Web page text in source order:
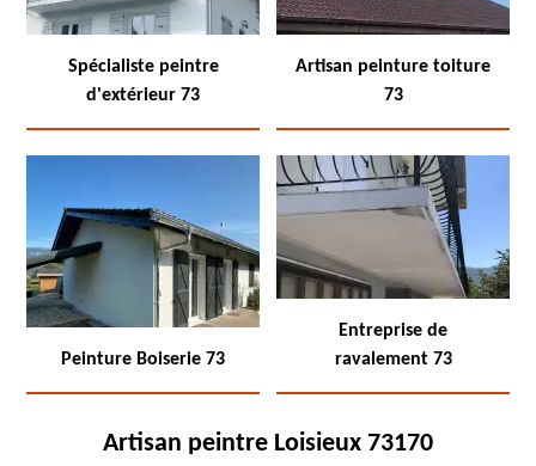
Spécialiste peintre
d'extérieur 73
Artisan peinture toiture
73
Peinture Boiserie 73
Entreprise de
ravalement 73
Artisan peintre Loisieux 73170